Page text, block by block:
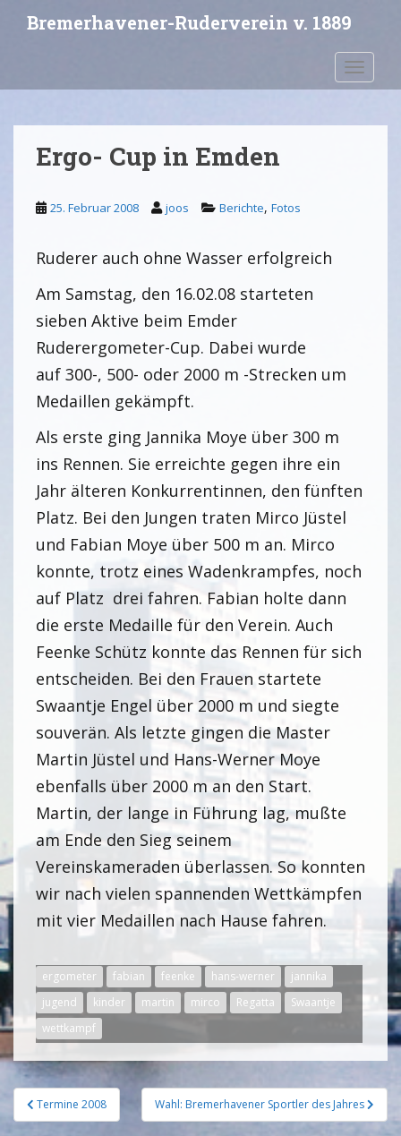
t
Bremerhavener-Ruderverein v. 1889
Toggle
Ergo- Cup in Emden
25. Februar 2008 joos Berichte, Fotos
Ruderer auch ohne Wasser erfolgreich
Am Samstag, den 16.02.08 starteten
sieben Aktive beim Emder
Ruderergometer-Cup. Dabei wurde
auf 300-, 500- oder 2000 m -Strecken um
Medaillen gekämpft.
Als erste ging Jannika Moye über 300 m
ins Rennen. Sie erreichte gegen ihre ein
Jahr älteren Konkurrentinnen, den fünften
Platz. Bei den Jungen traten Mirco Jüstel
und Fabian Moye über 500 m an. Mirco
konnte, trotz eines Wadenkrampfes, noch
auf Platz drei fahren. Fabian holte dann
die erste Medaille für den Verein. Auch
Feenke Schütz konnte das Rennen für sich
entscheiden. Bei den Frauen startete
Swaantje Engel über 2000 m und siegte
souverän. Als letzte gingen die Master
Martin Jüstel und Hans-Werner Moye
ebenfalls über 2000 m an den Start.
Martin, der lange in Führung lag, mußte
am Ende den Sieg seinem
Vereinskameraden überlassen. So konnten
wir nach vielen spannenden Wettkämpfen
mit vier Medaillen nach Hause fahren.
ergometer fabian feenke hans-werner
jannika
jugend
kinder martin mirco Regatta
Swaantje
wettkampf
Termine 2008 Wahl: Bremerhavener Sportler des Jahres